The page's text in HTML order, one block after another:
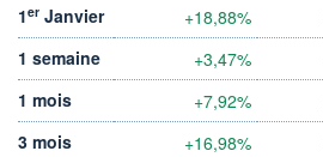
1er Janvier +18,88%
1 semaine
+3,47%
1 mois
+7,92%
3 mois
+16,98%